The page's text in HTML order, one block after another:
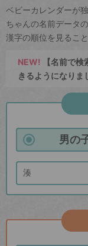
ベビーカレンダーが
ちゃんの名前データ
漢字の順位を見るこ
NEW! 【名前で
きるようになりま
男の